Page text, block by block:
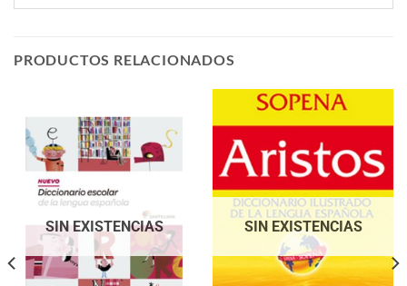
PRODUCTOS RELACIONADOS
SIN EXISTENCIAS SIN EXISTENCIAS